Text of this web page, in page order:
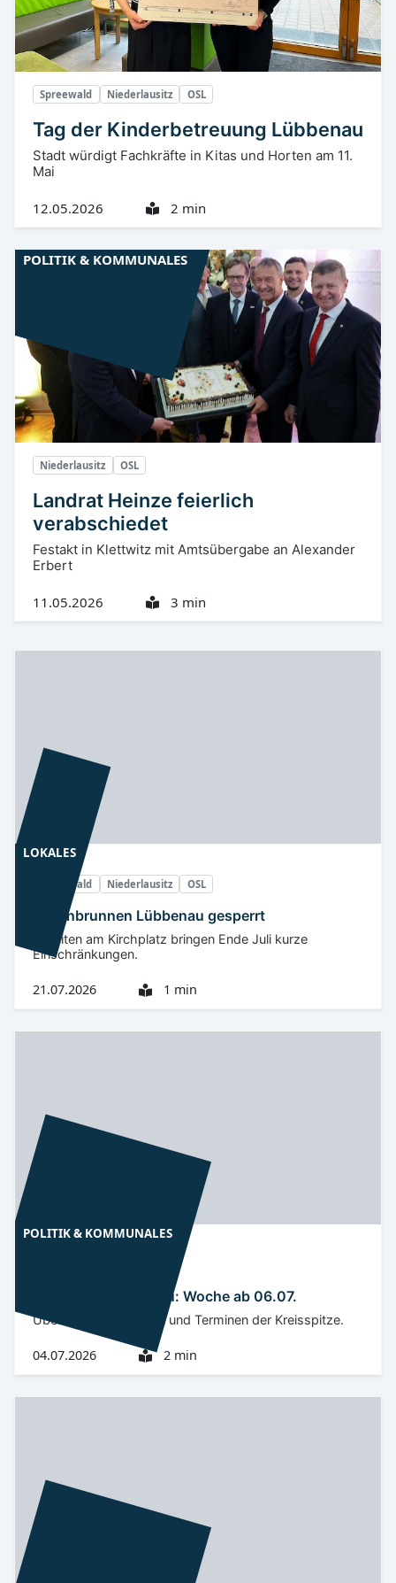
Spreewald Niederlausitz OSL
Tag der Kinderbetreuung Lübbenau
Stadt würdigt Fachkräfte in Kitas und Horten am 11.
Mai
12.05.2026 2 min
Niederlausitz OSL
Landrat Heinze feierlich
verabschiedet
Festakt in Klettwitz mit Amtsübergabe an Alexander
Erbert
11.05.2026 3 min
POLITIK & KOMMUNALES
LOKALES
Spreewald Niederlausitz OSL
Sagenbrunnen Lübbenau gesperrt
Arbeiten am Kirchplatz bringen Ende Juli kurze
Einschränkungen.
21.07.2026 1 min
POLITIK & KOMMUNALES
OSL-Terminvorschau: Woche ab 06.07.
Überblick zu Auftritten und Terminen der Kreisspitze.
04.07.2026 2 min